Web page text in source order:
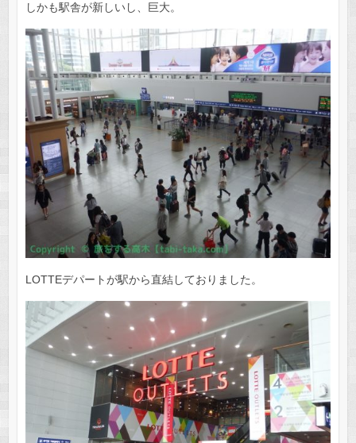
しかも駅舎が新しいし、巨大。
LOTTEデパートが駅から直結しておりました。